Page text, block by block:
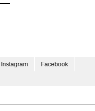
Instagram Facebook